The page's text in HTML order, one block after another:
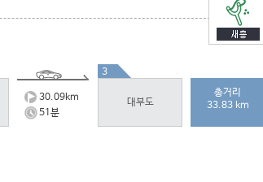
30.09km
51분
3
대부도
총거리
33.83 km